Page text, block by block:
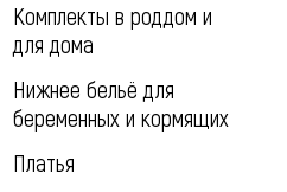
Комплекты в роддом и
для дома
Нижнее бельё для
беременных и кормящих
Платья